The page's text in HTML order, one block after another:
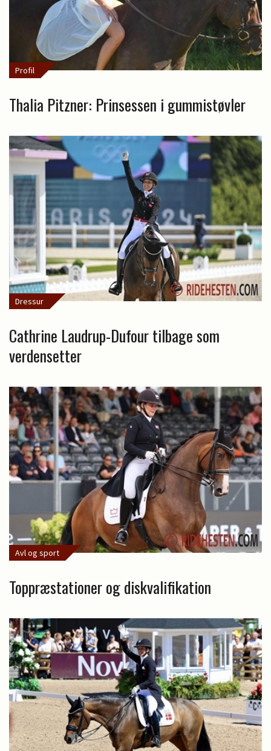
Profil
Thalia Pitzner: Prinsessen i gummistøvler
Dressur
Cathrine Laudrup-Dufour tilbage som
verdensetter
Avl og sport
Toppræstationer og diskvalifikation